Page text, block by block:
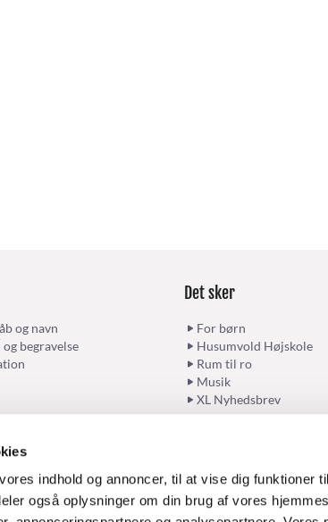
indhold og annoncer, til at vise dig funktioner
også oplysninger om din brug af vores
og navn
begravelse
Det sker
For børn
Husumvold Højskole
Rum til ro
Musik
XL Nyhedsbrev
kirken Følg